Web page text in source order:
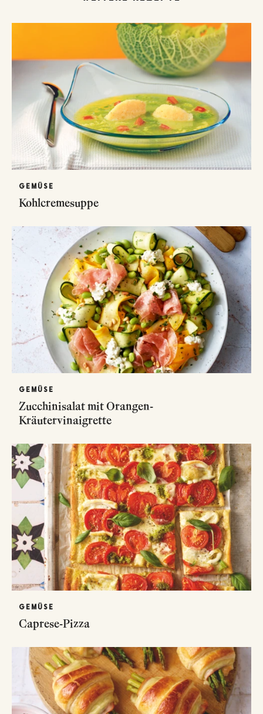
GEMÜSE
Kohlcremesuppe
GEMÜSE
Zucchinisalat mit Orangen-
Kräutervinaigrette
GEMÜSE
Caprese-Pizza